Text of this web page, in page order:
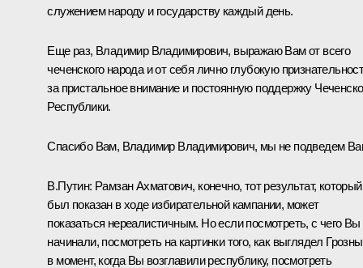
служением народу и государству каждый день.
Еще раз, Владимир Владимирович, выражаю Вам от всего
чеченского народа и от себя лично глубокую
за пристальное внимание и постоянную поддержку
Республики.
Спасибо Вам, Владимир Владимирович, мы не подведем
В.Путин: Рамзан Ахматович, конечно, тот результат, который
был показан в ходе избирательной кампании, может
показаться нереалистичным. Но если посмотреть, с чего Вы
начинали, посмотреть на картинки того, как выглядел
в момент, когда Вы возглавили республику, посмотреть